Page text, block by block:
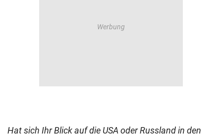
Hat sich Ihr Blick auf die USA oder Russland in den